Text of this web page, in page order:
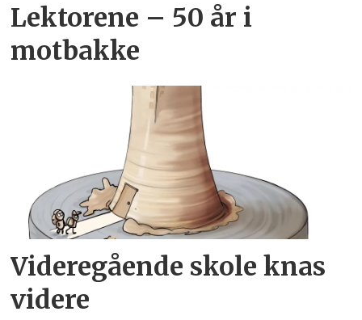
Lektorene – 50 år i
motbakke
Videregående skole knas
videre